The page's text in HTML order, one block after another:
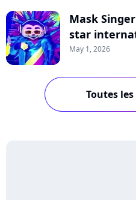
Mask
star
May 1, 2026
Toutes